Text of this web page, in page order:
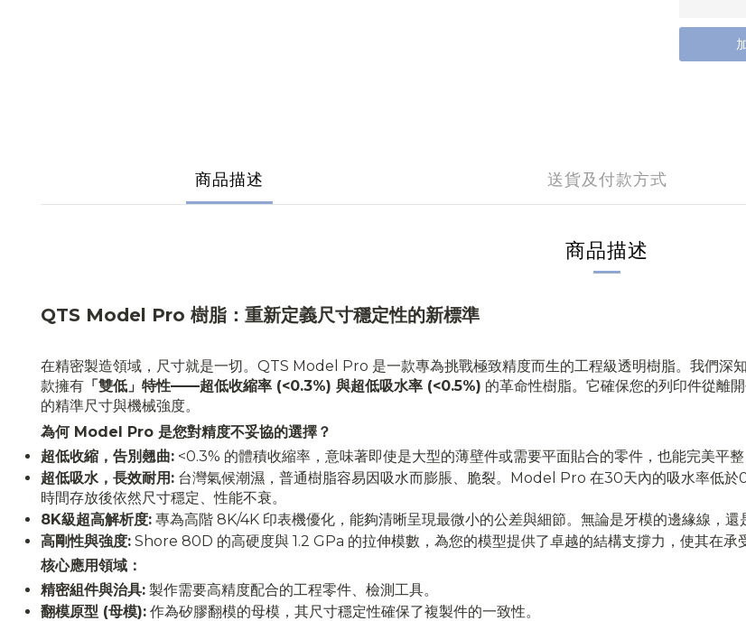
商品描述 送貨及付款方式
商品描述
QTS Model Pro 樹脂：重新定義尺寸穩定性的新標準
在精密製造領域，尺寸就是一切。QTS Model Pro 是一款專為挑戰極致精度而生的工程級透明樹脂。我們深
款擁有 「雙低」特性——超低收縮率 (<0.3%) 與超低吸水率 (<0.5%) 的革命性樹脂。它確保您的列印件從離
的精準尺寸與機械強度。
為何 Model Pro 是您對精度不妥協的選擇？
超低收縮，告別翹曲: <0.3% 的體積收縮率，意味著即使是大型的薄壁件或需要平面貼合的零件，也能完美平
超低吸水，長效耐用: 台灣氣候潮濕，普通樹脂容易因吸水而膨脹、脆裂。Model Pro 在30天內的吸水率低
時間存放後依然尺寸穩定、性能不衰。
8K級超高解析度: 專為高階 8K/4K 印表機優化，能夠清晰呈現最微小的公差與細節。無論是牙模的邊緣線，還
高剛性與強度: Shore 80D 的高硬度與 1.2 GPa 的拉伸模數，為您的模型提供了卓越的結構支撐力，使其在承
核心應用領域：
精密組件與治具: 製作需要高精度配合的工程零件、檢測工具。
翻模原型 (母模): 作為矽膠翻模的母模，其尺寸穩定性確保了複製件的一致性。